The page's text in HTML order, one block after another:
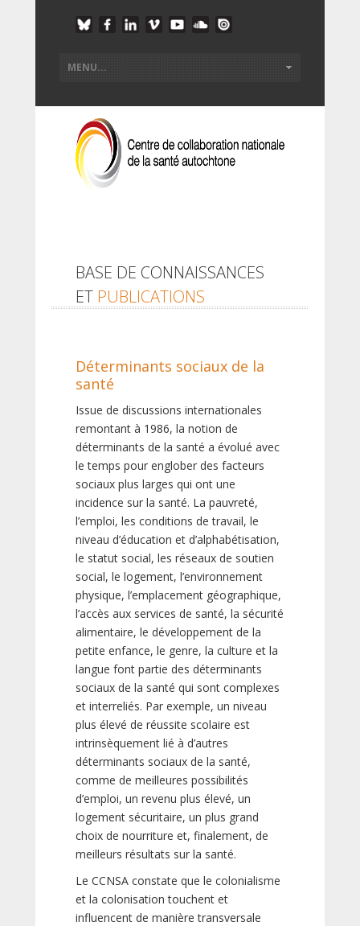
BASE DE CONNAISSANCES
ET PUBLICATIONS
Déterminants sociaux de la
santé
Issue de discussions internationales
remontant à 1986, la notion de
déterminants de la santé a évolué avec
le temps pour englober des facteurs
sociaux plus larges qui ont une
incidence sur la santé. La pauvreté,
l’emploi, les conditions de travail, le
niveau d’éducation et d’alphabétisation,
le statut social, les réseaux de soutien
social, le logement, l’environnement
physique, l’emplacement géographique,
l’accès aux services de santé, la sécurité
alimentaire, le développement de la
petite enfance, le genre, la culture et la
langue font partie des déterminants
sociaux de la santé qui sont complexes
et interreliés. Par exemple, un niveau
plus élevé de réussite scolaire est
intrinsèquement lié à d’autres
déterminants sociaux de la santé,
comme de meilleures possibilités
d’emploi, un revenu plus élevé, un
logement sécuritaire, un plus grand
choix de nourriture et, finalement, de
meilleurs résultats sur la santé.
Le CCNSA constate que le colonialisme
et la colonisation touchent et
influencent de manière transversale